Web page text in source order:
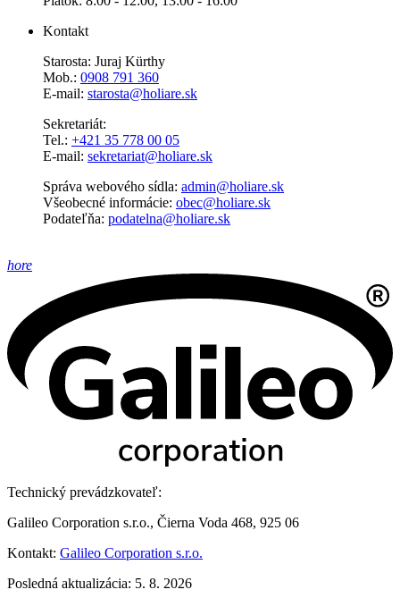
Kontakt
Starosta: Juraj Kürthy
Mob.: 0908 791 360
E-mail: starosta@holiare.sk
Sekretariát:
Tel.: +421 35 778 00 05
E-mail: sekretariat@holiare.sk
Správa webového sídla: admin@holiare.sk
Všeobecné informácie: obec@holiare.sk
Podateľňa: podatelna@holiare.sk
hore
Technický prevádzkovateľ:
Galileo Corporation s.r.o., Čierna Voda 468, 925 06
Kontakt: Galileo Corporation s.r.o.
Posledná aktualizácia: 5. 8. 2026